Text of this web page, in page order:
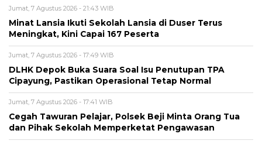
Jumat, 7 Agustus 2026 - 21:43 WIB
Minat Lansia Ikuti Sekolah Lansia di Duser Terus
Meningkat, Kini Capai 167 Peserta
Jumat, 7 Agustus 2026 - 17:49 WIB
DLHK Depok Buka Suara Soal Isu Penutupan TPA
Cipayung, Pastikan Operasional Tetap Normal
Jumat, 7 Agustus 2026 - 17:41 WIB
Cegah Tawuran Pelajar, Polsek Beji Minta Orang Tua
dan Pihak Sekolah Memperketat Pengawasan